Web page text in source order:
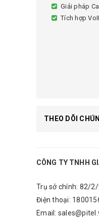
Giải pháp
Tích hợp
THEO DÕI
CÔNG TY TNHH
Trụ sở chính: 82/2/
Điện thoại:
Email: